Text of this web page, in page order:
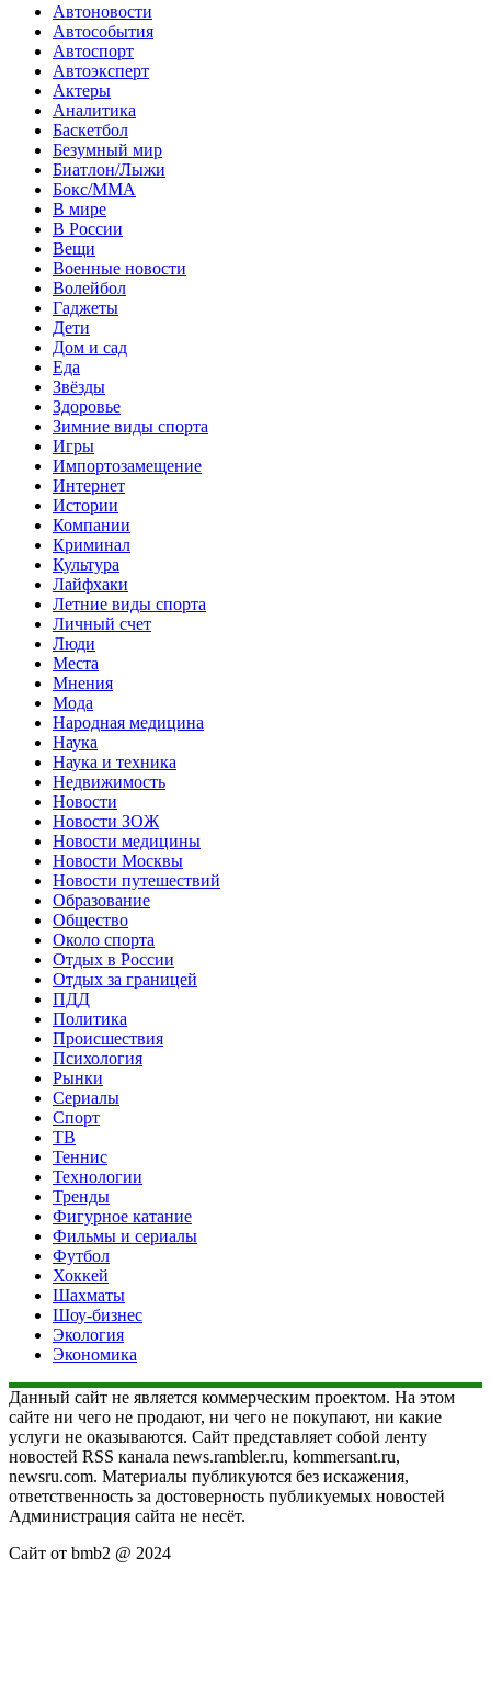
Автоновости
Автособытия
Автоспорт
Автоэксперт
Актеры
Аналитика
Баскетбол
Безумный мир
Биатлон/Лыжи
Бокс/MMA
В мире
В России
Вещи
Военные новости
Волейбол
Гаджеты
Дети
Дом и сад
Еда
Звёзды
Здоровье
Зимние виды спорта
Игры
Импортозамещение
Интернет
Истории
Компании
Криминал
Культура
Лайфхаки
Летние виды спорта
Личный счет
Люди
Места
Мнения
Мода
Народная медицина
Наука
Наука и техника
Недвижимость
Новости
Новости ЗОЖ
Новости медицины
Новости Москвы
Новости путешествий
Образование
Общество
Около спорта
Отдых в России
Отдых за границей
ПДД
Политика
Происшествия
Психология
Рынки
Сериалы
Спорт
ТВ
Теннис
Технологии
Тренды
Фигурное катание
Фильмы и сериалы
Футбол
Хоккей
Шахматы
Шоу-бизнес
Экология
Экономика
Данный сайт не является коммерческим проектом. На этом
сайте ни чего не продают, ни чего не покупают, ни какие
услуги не оказываются. Сайт представляет собой ленту
новостей RSS канала news.rambler.ru, kommersant.ru,
newsru.com. Материалы публикуются без искажения,
ответственность за достоверность публикуемых новостей
Администрация сайта не несёт.
Сайт от bmb2 @ 2024